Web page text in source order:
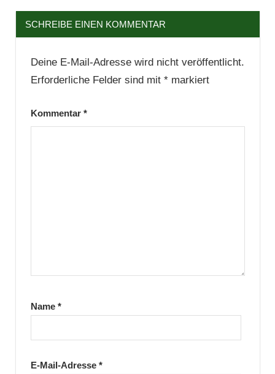
SCHREIBE EINEN KOMMENTAR
Deine E-Mail-Adresse wird nicht veröffentlicht.
Erforderliche Felder sind mit *markiert
Kommentar *
Name *
E-Mail-Adresse *